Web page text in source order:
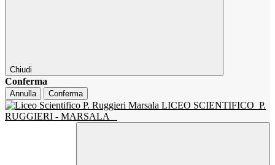
Chiudi
Conferma
Annulla Conferma
LICEO SCIENTIFICO P.
RUGGIERI - MARSALA